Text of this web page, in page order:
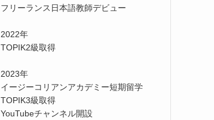
フリーランス日本語教師デビュー
2022年
TOPIK2級取得
2023年
イージーコリアンアカデミー短期留学
TOPIK3級取得
YouTubeチャンネル開設